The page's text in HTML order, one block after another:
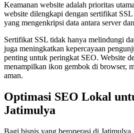
Keamanan website adalah prioritas
website dilengkapi dengan sertifikat
yang mengenkripsi data antara server
Sertifikat SSL tidak hanya melindungi
juga meningkatkan kepercayaan
penting untuk peringkat SEO. Website
menampilkan ikon gembok di browser,
aman.
Optimasi SEO Lokal
Jatimulya
Bagi bisnis yang beroperasi di